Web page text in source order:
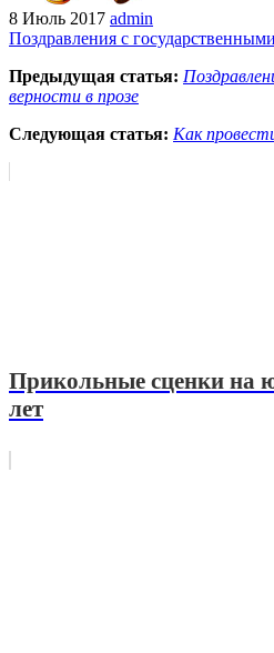
8 Июль 2017 admin
Поздравления с
Предыдущая статья:
верности в прозе
Следующая статья: Как
Прикольные сценки на
лет